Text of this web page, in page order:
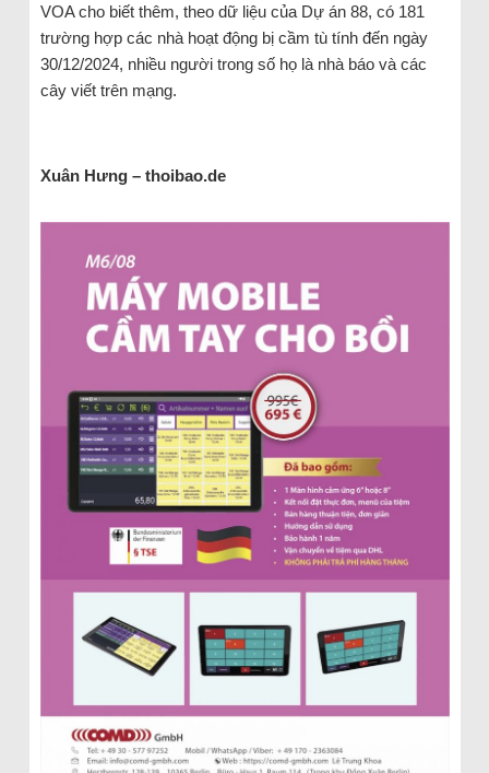
VOA cho biết thêm, theo dữ liệu của Dự án 88, có 181
trường hợp các nhà hoạt động bị cầm tù tính đến ngày
30/12/2024, nhiều người trong số họ là nhà báo và các
cây viết trên mạng.
Xuân Hưng – thoibao.de